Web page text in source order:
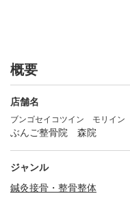
概要
店舗名
ブンゴセイコツイン モリイン
ぶんご整骨院 森院
ジャンル
鍼灸接骨・整骨整体